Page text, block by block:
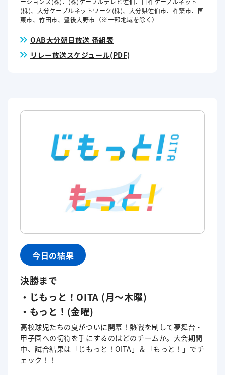
(株)、大分ケーブルネットワーク(株)、大分県佐伯市、杵築市、国
東市、竹田市、豊後大野市（※一部地域を除く）
OAB大分朝日放送 番組表
リレー放送スケジュール(PDF)
今日の結果
決勝まで
・じもっと！OITA (月～木曜)
・もっと！(金曜)
高校球児たちの夏がついに開幕！熱戦を制して夢舞台・
甲子園への切符を手にするのはどのチームか。大会期間
中、試合結果は「じもっと！OITA」＆「もっと！」でチ
ェック！！